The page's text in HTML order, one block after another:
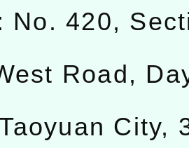
No. 420,
Road,
City,